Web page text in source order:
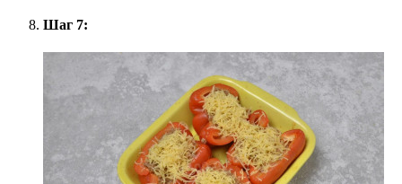
Шаг 7: